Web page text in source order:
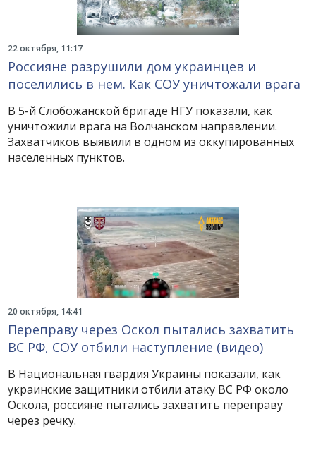
22 октября, 11:17
Россияне разрушили дом украинцев и
поселились в нем. Как СОУ уничтожали врага
В 5-й Слобожанской бригаде НГУ показали, как
уничтожили врага на Волчанском направлении.
Захватчиков выявили в одном из оккупированных
населенных пунктов.
20 октября, 14:41
Переправу через Оскол пытались захватить
ВС РФ, СОУ отбили наступление (видео)
В Национальная гвардия Украины показали, как
украинские защитники отбили атаку ВС РФ около
Оскола, россияне пытались захватить переправу
через речку.